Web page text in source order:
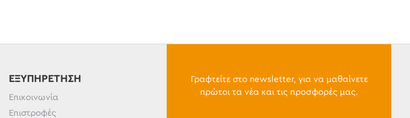
ΕΞΥΠΗΡΈΤΗΣΗ
Επικοινωνία
Επιστροφές
Γραφτείτε στο newsletter, για να μαθαίνετε
πρώτοι τα νέα και τις προσφορές μας.